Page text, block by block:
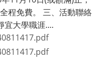
程免費。 三、活動聯絡
宜大學職涯....